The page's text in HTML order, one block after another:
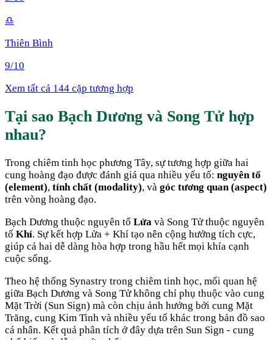
♎
Thiên Bình
9/10
Xem tất cả 144 cặp tương hợp
Tại sao Bạch Dương và Song Tử hợp
nhau?
Trong chiêm tinh học phương Tây, sự tương hợp giữa hai
cung hoàng đạo được đánh giá qua nhiều yếu tố: nguyên tố
(element), tính chất (modality), và góc tương quan (aspect)
trên vòng hoàng đạo.
Bạch Dương thuộc nguyên tố Lửa và Song Tửthuộc nguyên
tố Khí. Sự kết hợp Lửa + Khí tạo nên cộng hưởng tích cực,
giúp cả hai dễ dàng hòa hợp trong hầu hết mọi khía cạnh
cuộc sống.
Theo hệ thống Synastry trong chiêm tinh học, mối quan hệ
giữa Bạch Dương và Song Tửkhông chỉ phụ thuộc vào cung
Mặt Trời (Sun Sign) mà còn chịu ảnh hưởng bởi cung Mặt
Trăng, cung Kim Tinh và nhiều yếu tố khác trong bản đồ sao
cá nhân. Kết quả phân tích ở đây dựa trên Sun Sign - cung